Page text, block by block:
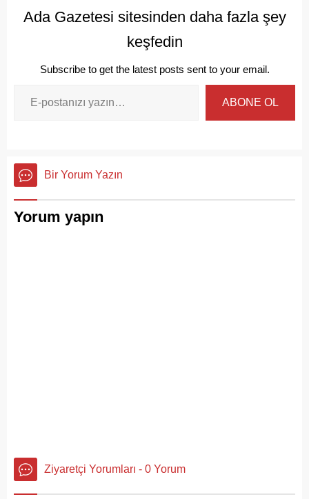
Ada Gazetesi sitesinden daha fazla şey
keşfedin
Subscribe to get the latest posts sent to your email.
ABONE OL
Bir Yorum Yazın
Yorum yapın
Ziyaretçi Yorumları - 0 Yorum